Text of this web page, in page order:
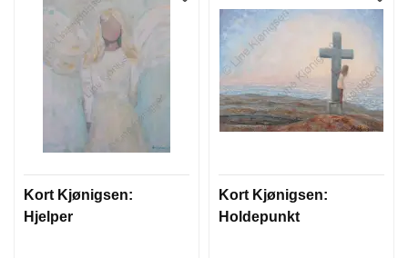
Kort Kjønigsen:
Hjelper
Kort Kjønigsen:
Holdepunkt